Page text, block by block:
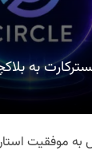
به
به موفقیت